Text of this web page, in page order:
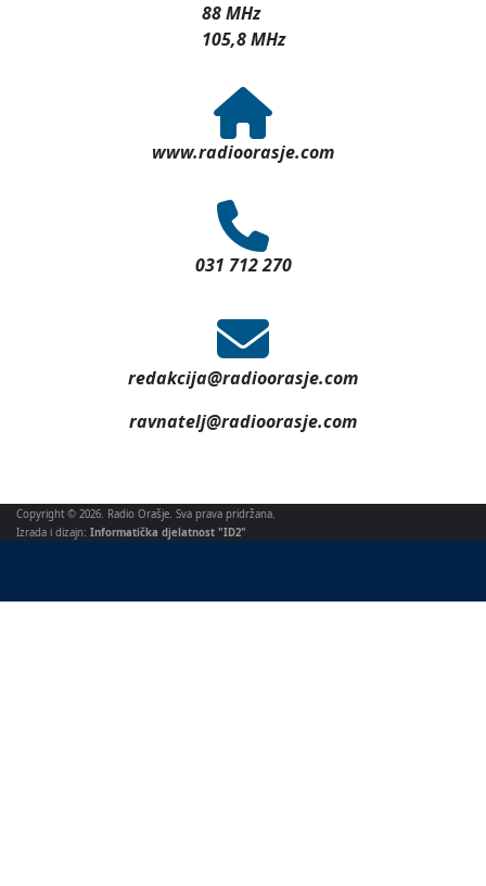
88 MHz
105,8 MHz
www.radioorasje.com
031 712 270
redakcija@radioorasje.com
ravnatelj@radioorasje.com
Copyright © 2026. Radio Orašje. Sva prava pridržana.
Izrada i dizajn: Informatička djelatnost "ID2"